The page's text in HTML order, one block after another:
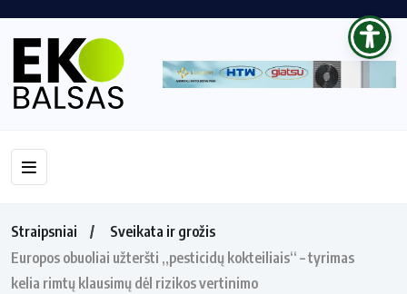
Straipsniai
Sveikata ir grožis
Europos obuoliai užteršti „pesticidų kokteiliais“ – tyrimas
kelia rimtų klausimų dėl rizikos vertinimo